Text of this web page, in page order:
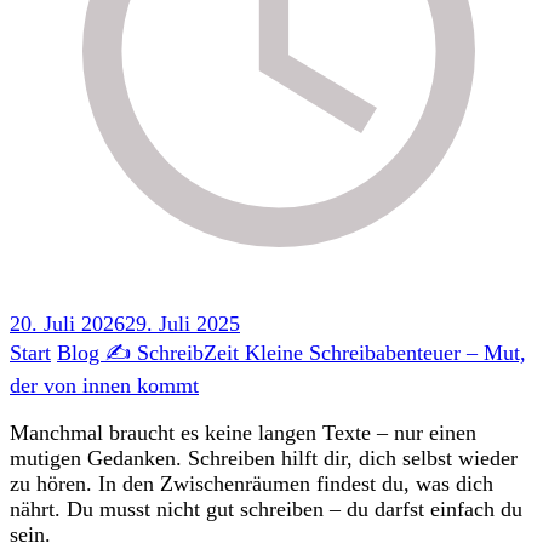
20. Juli 202629. Juli 2025
Start Blog ✍️ SchreibZeit Kleine Schreibabenteuer – Mut,
der von innen kommt
Manchmal braucht es keine langen Texte – nur einen
mutigen Gedanken. Schreiben hilft dir, dich selbst wieder
zu hören. In den Zwischenräumen findest du, was dich
nährt. Du musst nicht gut schreiben – du darfst einfach du
sein.